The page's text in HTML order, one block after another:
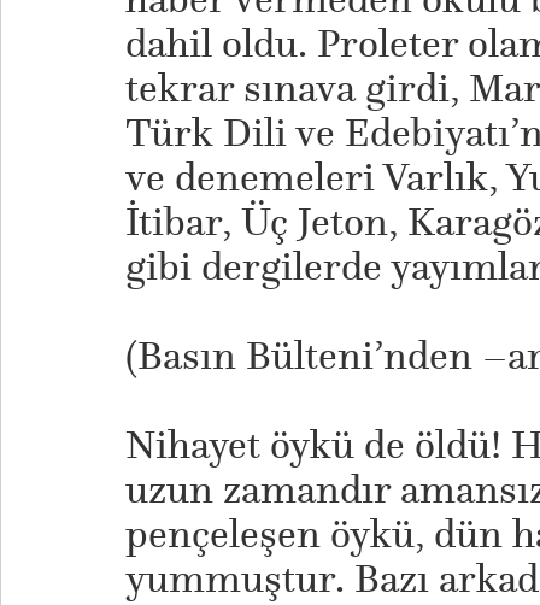
dahil oldu. Proleter
tekrar sınava girdi,
Türk Dili ve
ve denemeleri Varlık,
İtibar, Üç Jeton,
gibi dergilerde
(Basın Bülteni’nden
Nihayet öykü de öldü!
uzun zamandır
pençeleşen öykü, dün
yummuştur. Bazı